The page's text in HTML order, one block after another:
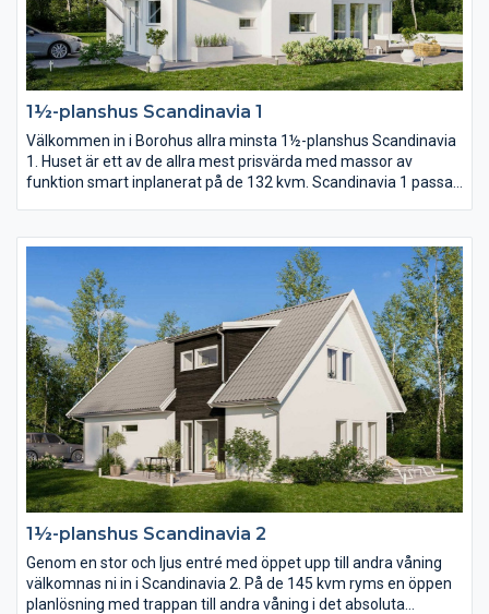
1½-planshus Scandinavia 1
Välkommen in i Borohus allra minsta 1½-planshus Scandinavia
1. Huset är ett av de allra mest prisvärda med massor av
funktion smart inplanerat på de 132 kvm. Scandinavia 1 passar
den finaste delen av trädgården eller utsikten.
1½-planshus Scandinavia 2
Genom en stor och ljus entré med öppet upp till andra våning
välkomnas ni in i Scandinavia 2. På de 145 kvm ryms en öppen
planlösning med trappan till andra våning i det absoluta